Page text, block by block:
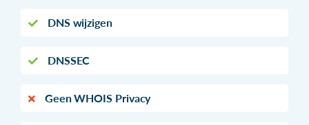
DNS wijzigen
DNSSEC
Geen WHOIS Privacy